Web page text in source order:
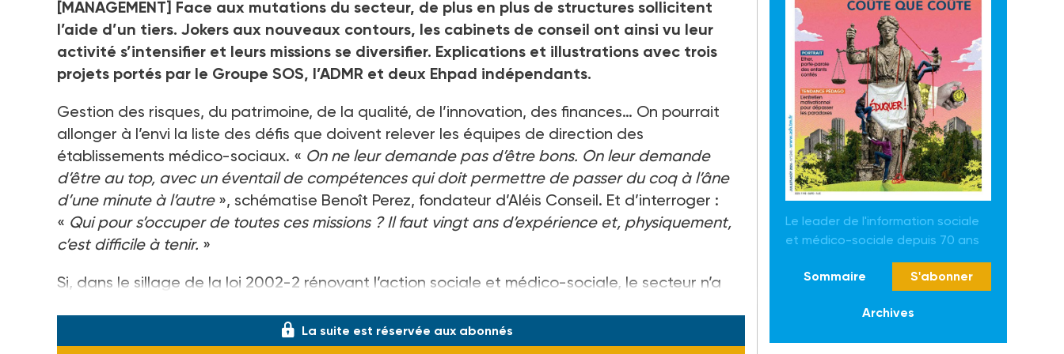
[MANAGEMENT] Face aux mutations du secteur, de plus en plus de structures sollicitent
l’aide d’un tiers. Jokers aux nouveaux contours, les cabinets de conseil ont ainsi vu leur
activité s’intensifier et leurs missions se diversifier. Explications et illustrations avec trois
projets portés par le Groupe SOS, l’ADMR et deux Ehpad indépendants.
Gestion des risques, du patrimoine, de la qualité, de l’innovation, des finances… On pourrait
allonger à l’envi la liste des défis que doivent relever les équipes de direction des
établissements médico-sociaux. « On ne leur demande pas d’être bons. On leur demande
d’être au top, avec un éventail de compétences qui doit permettre de passer du coq à l’âne
d’une minute à l’autre», schématise Benoît Perez, fondateur d’Aléis Conseil. Et d’interroger :
« Qui pour s’occuper de toutes ces missions ? Il faut vingt ans d’expérience et, physiquement,
c’est difficile à tenir. »
Si, dans le sillage de la loi 2002-2 rénovant l’action sociale et médico-sociale, le secteur n’a
La suite est réservée aux abonnés
Le leader de l'information sociale
et médico-sociale depuis 70 ans
Sommaire S'abonner
Archives